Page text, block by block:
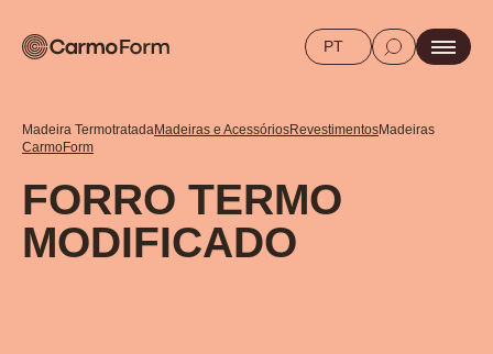
PT
Madeira TermotratadaMadeiras e AcessóriosRevestimentosMadeiras
CarmoForm
FORRO TERMO
MODIFICADO